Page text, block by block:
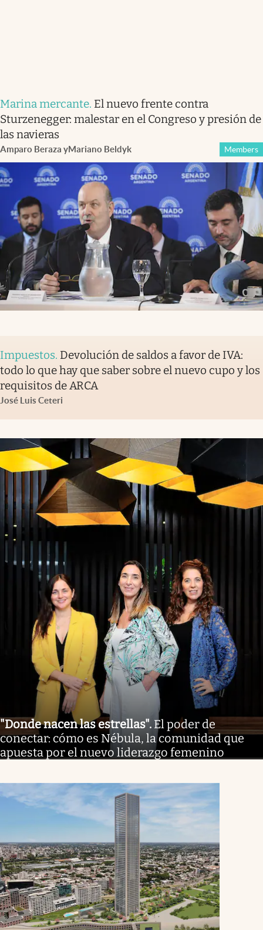
Marina mercante. El nuevo frente contra
Sturzenegger: malestar en el Congreso y presión de
las navieras
Amparo Beraza yMariano Beldyk Members
Impuestos. Devolución de saldos a favor de IVA:
todo lo que hay que saber sobre el nuevo cupo y los
requisitos de ARCA
José Luis Ceteri
"Donde nacen las estrellas". El poder de
conectar: cómo es Nébula, la comunidad que
apuesta por el nuevo liderazgo femenino